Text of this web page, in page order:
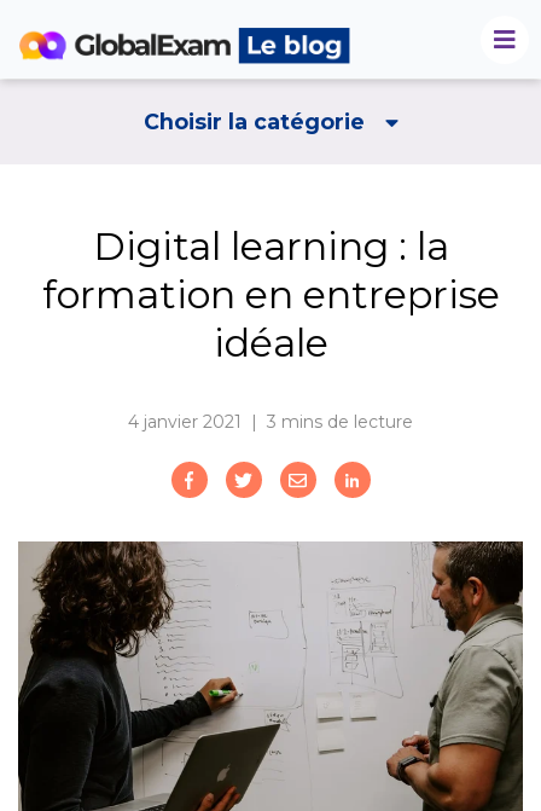
Choisir la catégorie
Digital learning : la
formation en entreprise
idéale
4 janvier 2021 | 3 mins de lecture